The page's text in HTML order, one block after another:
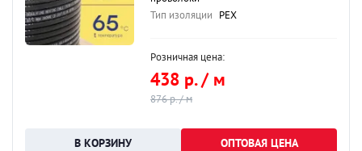
Тип изоляции PEX
Розничная цена:
438 р. / м
876 р. / м
ОПТОВАЯ ЦЕНА